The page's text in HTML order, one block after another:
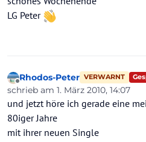
LG Peter
Offline
Rhodos-Peter VERWARNT
schrieb am 1. März 2010, 14:07
zuletzt editiert von
und jetzt höre ich gerade eine
80iger Jahre
mit ihrer neuen Single